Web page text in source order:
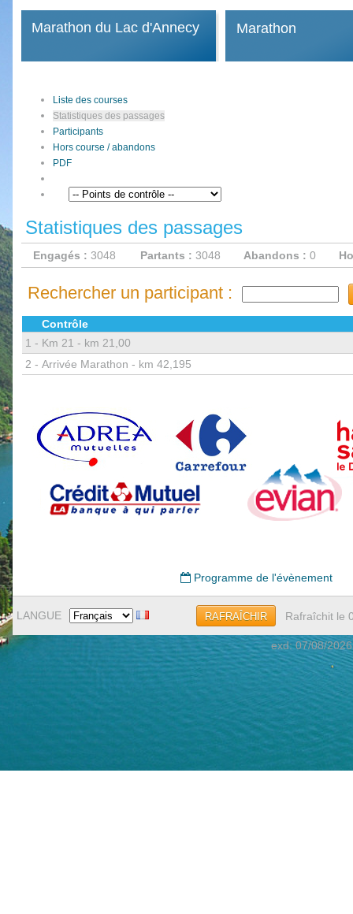
Marathon du Lac d'Annecy Marathon
Liste des courses
Statistiques des passages
Participants
Hors course / abandons
PDF
Statistiques des passages
Engagés : 3048 Partants : 3048 Abandons : 0
Rechercher un participant :
Contrôle
1 - Km 21 - km 21,00
2 - Arrivée Marathon - km 42,195
Programme de l'évènement
LANGUE RAFRAÎCHIR Rafraîchit le
exd: 07/08/